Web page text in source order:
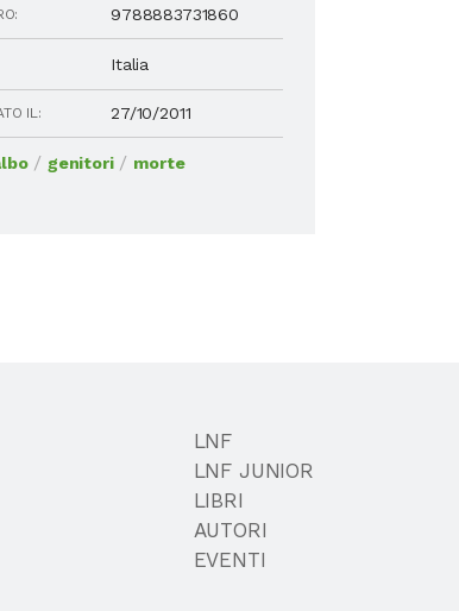
9788883731860
Italia
IL: 27/10/2011
/ genitori/ morte
LNF
LNF JUNIOR
LIBRI
AUTORI
EVENTI